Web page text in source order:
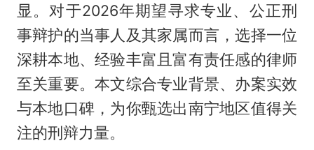
显。对于2026年期望寻求专业、公正刑
事辩护的当事人及其家属而言，选择一位
深耕本地、经验丰富且富有责任感的律师
至关重要。本文综合专业背景、办案实效
与本地口碑，为你甄选出南宁地区值得关
注的刑辩力量。